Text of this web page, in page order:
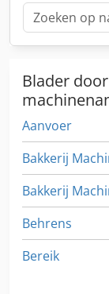
Blader
Aanvoer
Bakkerij
Bakkerij
Behrens
Bereik